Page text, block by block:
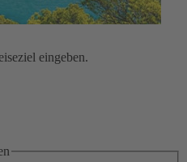
eingeben.